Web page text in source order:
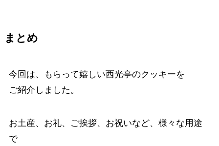
まとめ
今回は、もらって嬉しい西光亭のクッキーを
ご紹介しました。
お土産、お礼、ご挨拶、お祝いなど、様々な用途
で